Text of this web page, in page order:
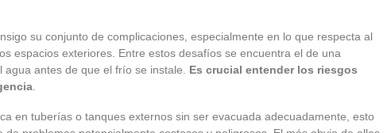
su conjunto de complicaciones, especialmente en lo que respecta al
espacios exteriores. Entre estos desafíos se encuentra el de una
antes de que el frío se instale. Es crucial entender los riesgos
en tuberías o tanques externos sin ser evacuada adecuadamente, esto